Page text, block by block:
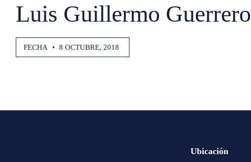
Luis Guillermo Guerrero
FECHA • 8 OCTUBRE, 2018
Ubicación